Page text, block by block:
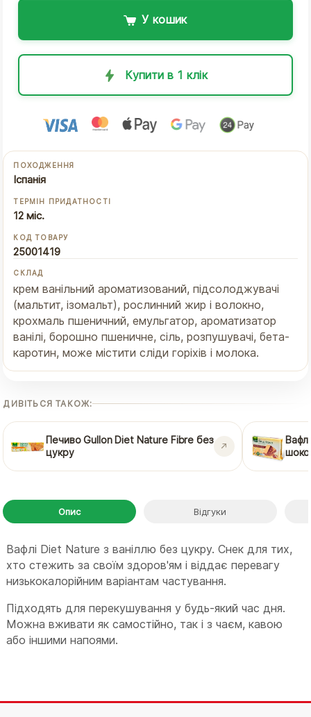
У кошик
Купити в 1 клік
ПОХОДЖЕННЯ
Іспанія
ТЕРМІН ПРИДАТНОСТІ
12 міс.
КОД ТОВАРУ
25001419
СКЛАД
крем ванільний ароматизований, підсолоджувачі
(мальтит, ізомальт), рослинний жир і волокно,
крохмаль пшеничний, емульгатор, ароматизатор
ванілі, борошно пшеничне, сіль, розпушувачі, бета-
каротин, може містити сліди горіхів і молока.
ДИВІТЬСЯ ТАКОЖ:
Печиво Gullon Diet Nature Fibre без
цукру
Опис Відгуки
Вафлі Diet Nature з ваніллю без цукру. Снек для тих,
хто стежить за своїм здоров'ям і віддає перевагу
низькокалорійним варіантам частування.
Підходять для перекушування у будь-який час дня.
Можна вживати як самостійно, так і з чаєм, кавою
або іншими напоями.